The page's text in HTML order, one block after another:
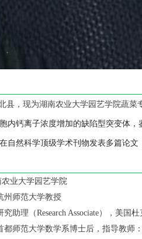
县，现为湖南农业大学园艺学院蔬菜
内钙离子浓度增加的缺陷型突变体
自然科学顶级学术刊物发表多篇论文
业大学园艺学院
州师范大学教授
究助理（Research Associate），美国
都师范大学数学系博士后，指导教师